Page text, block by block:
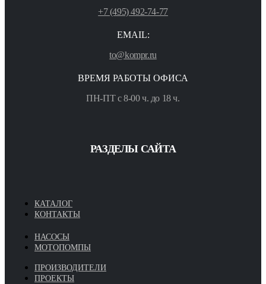
+7 (495) 492-74-77
EMAIL:
to@kompr.ru
ВРЕМЯ РАБОТЫ ОФИСА
ПН-ПТ с 8-00 ч. до 18 ч.
РАЗДЕЛЫ САЙТА
КАТАЛОГ
КОНТАКТЫ
НАСОСЫ
МОТОПОМПЫ
ПРОИЗВОДИТЕЛИ
ПРОЕКТЫ